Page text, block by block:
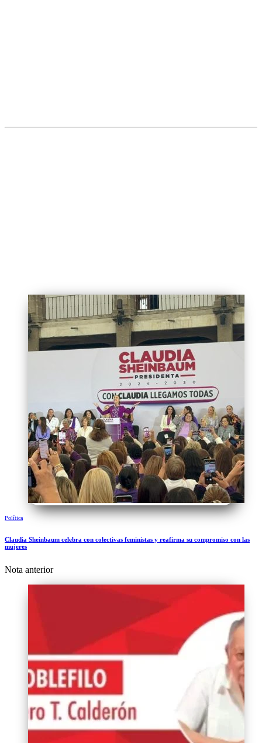
Política
Claudia Sheinbaum celebra con colectivas feministas y reafirma su compromiso con las
mujeres
Nota anterior